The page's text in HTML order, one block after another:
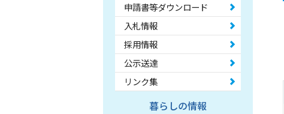
申請書等ダウンロード
入札情報
採用情報
公示送達
リンク集
暮らしの情報